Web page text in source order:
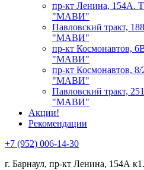
пр-кт Ленина, 154А.
"МАВИ"
​Павловский тракт,
"МАВИ"
пр-кт Космонавтов,
"МАВИ"
пр-кт Космонавтов,
"МАВИ"
Павловский тракт,
"МАВИ"
Акции!
Рекомендации
+7 (952) 006-14-30
г. Барнаул, пр-кт Ленина, 154А